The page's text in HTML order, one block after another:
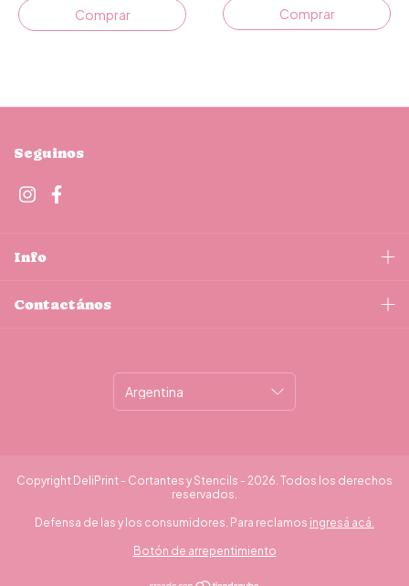
Comprar Comprar
Seguinos
Info
Contactános
Copyright DeliPrint - Cortantes y Stencils - 2026. Todos los derechos
reservados.
Defensa de las y los consumidores. Para reclamos ingresá acá.
Botón de arrepentimiento